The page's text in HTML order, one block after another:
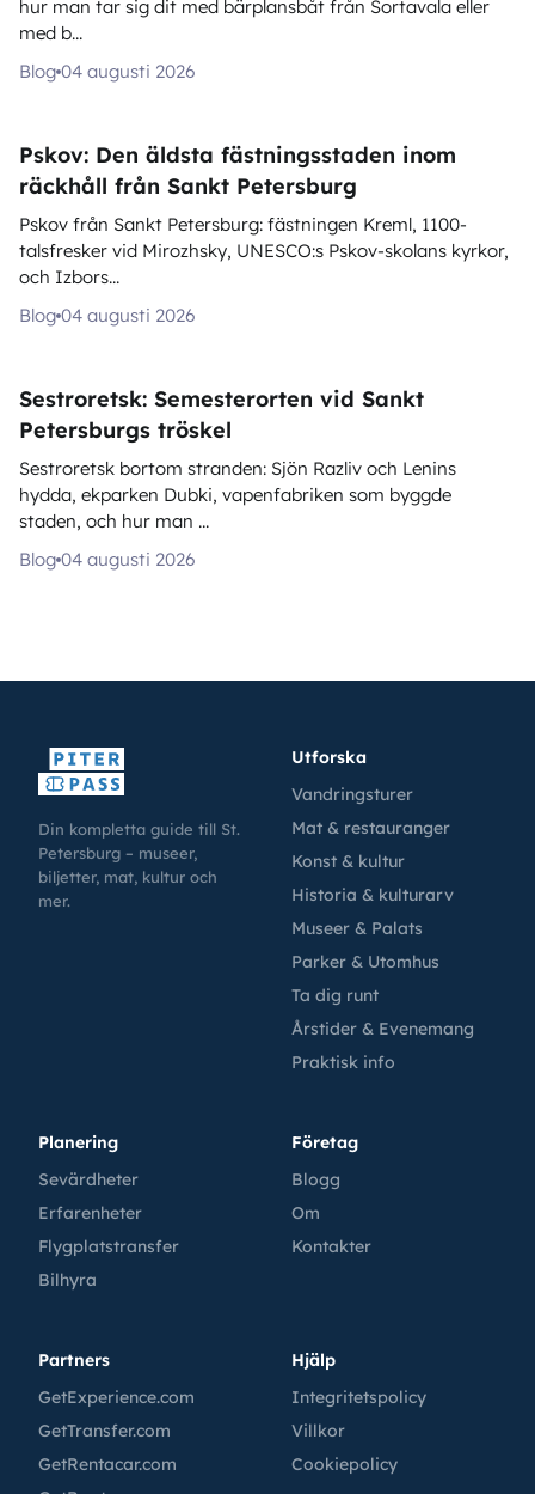
hur man tar sig dit med bärplansbåt från Sortavala eller
med b...
Blog 04 augusti 2026
Pskov: Den äldsta fästningsstaden inom
räckhåll från Sankt Petersburg
Pskov från Sankt Petersburg: fästningen Kreml, 1100-
talsfresker vid Mirozhsky, UNESCO:s Pskov-skolans kyrkor,
och Izbors...
Blog 04 augusti 2026
Sestroretsk: Semesterorten vid Sankt
Petersburgs tröskel
Sestroretsk bortom stranden: Sjön Razliv och Lenins
hydda, ekparken Dubki, vapenfabriken som byggde
staden, och hur man ...
Blog 04 augusti 2026
Din kompletta guide till St.
Petersburg – museer,
biljetter, mat, kultur och
mer.
Utforska
Vandringsturer
Mat & restauranger
Konst & kultur
Historia & kulturarv
Museer & Palats
Parker & Utomhus
Ta dig runt
Årstider & Evenemang
Praktisk info
Planering
Sevärdheter
Erfarenheter
Flygplatstransfer
Bilhyra
Företag
Blogg
Om
Kontakter
Partners
GetExperience.com
GetTransfer.com
GetRentacar.com
Hjälp
Integritetspolicy
Villkor
Cookiepolicy